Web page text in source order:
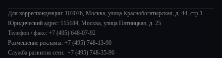
Происшествия
В содружестве
В мире
Наука и технологии
Дела судебные
Диктор делает
Игра в кино
Игра в кино. Мультфильмы
История
Руководство
Новости компании
Для корреспонденции: 107076, Москва, улица Краснобогатырская, д. 44, стр.1
Юридический адрес: 115184, Москва, улица Пятницкая, д. 25
Телефон / факс: +7 (495) 648-07-92
Размещение рекламы: +7 (495) 748-13-90
Служба развития сети: +7 (495) 748-35-96